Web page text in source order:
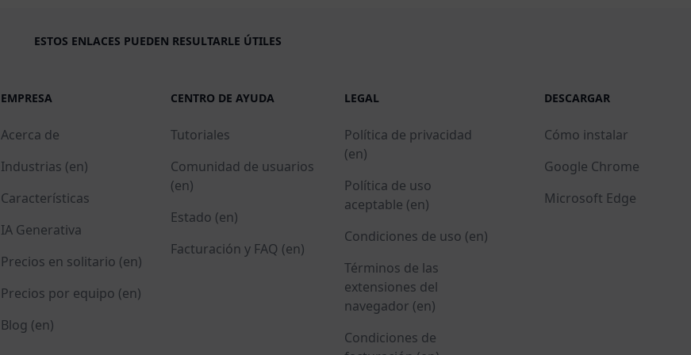
ESTOS ENLACES PUEDEN RESULTARLE ÚTILES
EMPRESA
Acerca de
Industrias (en)
Características
IA Generativa
Precios en solitario (en)
Precios por equipo (en)
Blog (en)
CENTRO DE AYUDA
Tutoriales
Comunidad de usuarios
(en)
Estado (en)
Facturación y FAQ (en)
LEGAL
Política de privacidad
(en)
Política de uso
aceptable (en)
Condiciones de uso (en)
Términos de las
extensiones del
navegador (en)
Condiciones de
DESCARGAR
Cómo instalar
Google Chrome
Microsoft Edge